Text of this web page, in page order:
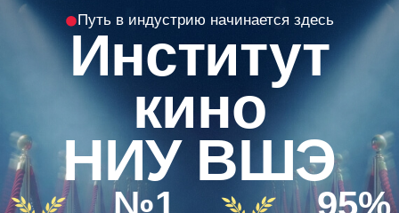
Институт
кино
НИУ ВШЭ
№1
Среди лучших ВУЗов
России по версии
hh.ru
95%
Трудоустройств
через 6 месяцев
после выпуска
у
по